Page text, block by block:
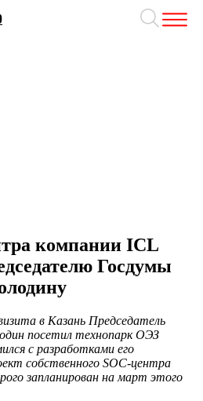
компании ICL
Госдумы
в Казань Председатель
посетил технопарк ОЭЗ
с разработками его
собственного SOC-центра
запланирован на март этого